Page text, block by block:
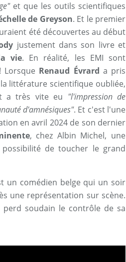
et que les outils scientifiques
de Greyson. Et le premier
été découvertes au début
justement dans son livre et
vie. En réalité, les EMI sont
Lorsque Renaud Évrard a pris
littérature scientifique oubliée,
a très vite eu "l'impression de
d'amnésiques". Et c'est l'une
en avril 2024 de son dernier
, chez Albin Michel, une
de toucher le grand
un comédien belge qui un soir
une représentation sur scène.
soudain le contrôle de sa